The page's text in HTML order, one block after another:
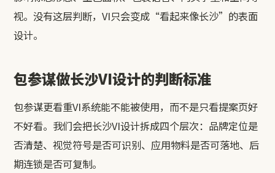
视。没有这层判断，VI只会变成“看起来像长沙”的表面
设计。
包参谋做长沙VI设计的判断标准
包参谋更看重VI系统能不能被使用，而不是只看提案页好
不好看。我们会把长沙VI设计拆成四个层次：品牌定位是
否清楚、视觉符号是否可识别、应用物料是否可落地、后
期连锁是否可复制。